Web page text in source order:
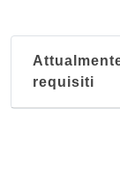
requisiti